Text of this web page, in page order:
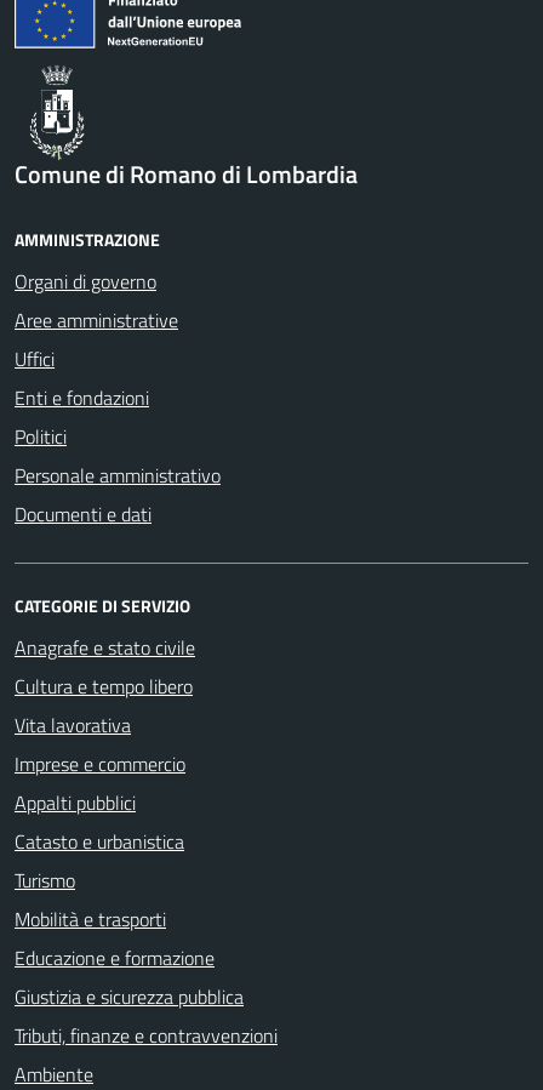
Comune di Romano di Lombardia
AMMINISTRAZIONE
Organi di governo
Aree amministrative
Uffici
Enti e fondazioni
Politici
Personale amministrativo
Documenti e dati
CATEGORIE DI SERVIZIO
Anagrafe e stato civile
Cultura e tempo libero
Vita lavorativa
Imprese e commercio
Appalti pubblici
Catasto e urbanistica
Turismo
Mobilità e trasporti
Educazione e formazione
Giustizia e sicurezza pubblica
Tributi, finanze e contravvenzioni
Ambiente